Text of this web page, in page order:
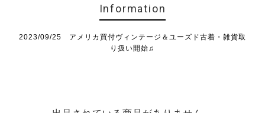
Information
2023/09/25 アメリカ買付ヴィンテージ＆ユーズド古着・雑貨取
り扱い開始♫